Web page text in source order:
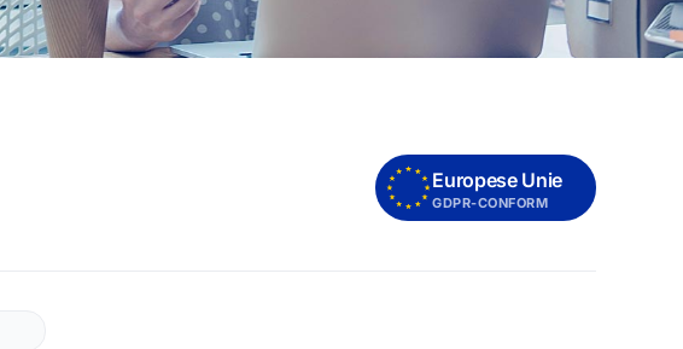
Europese Unie
GDPR-CONFORM